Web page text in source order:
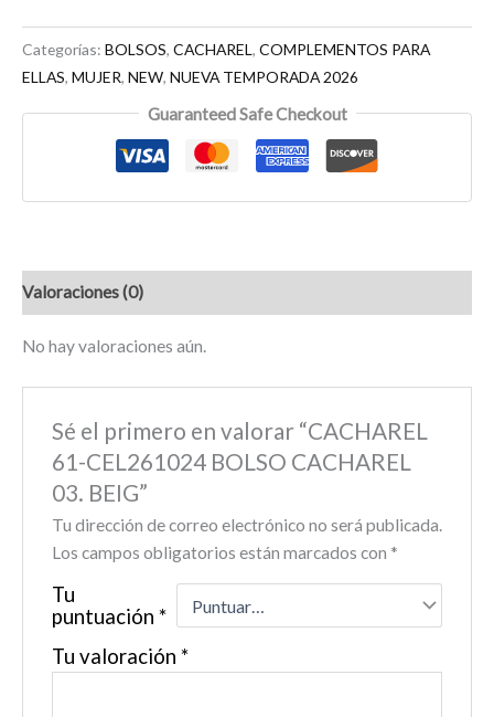
Categorías: BOLSOS, CACHAREL, COMPLEMENTOS PARA
ELLAS, MUJER, NEW, NUEVA TEMPORADA 2026
Guaranteed Safe Checkout
Valoraciones (0)
No hay valoraciones aún.
Sé el primero en valorar “CACHAREL
61-CEL261024 BOLSO CACHAREL
03. BEIG”
Tu dirección de correo electrónico no será publicada.
Los campos obligatorios están marcados con *
Tu
puntuación *
Tu valoración *